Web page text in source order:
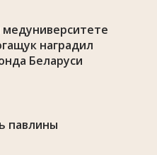
наградил
Беларуси
павлины